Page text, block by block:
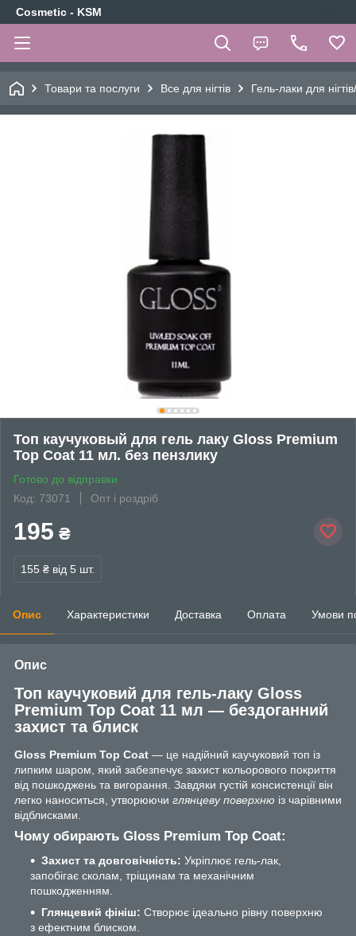
Cosmetic - KSM
Товари та послуги Все для нігтів Гель-лаки для
Топ каучуковый для гель лаку Gloss Premium
Top Coat 11 мл. без пензлику
Готово до відправки
Код: 73071
Опт і роздріб
195 ₴
155 ₴ від 5 шт.
Опис Характеристики Доставка Оплата Умови
Опис
Топ каучуковий для гель-лаку Gloss
Premium Top Coat 11 мл — бездоганний
захист та блиск
Gloss Premium Top Coat — це надійний каучуковий топ із
липким шаром, який забезпечує захист кольорового покриття
від пошкоджень та вигорання. Завдяки густій консистенції він
легко наноситься, утворюючи глянцеву поверхню із чарівними
відблисками.
Чому обирають Gloss Premium Top Coat:
Захист та довговічність: Укріплює гель-лак,
запобігає сколам, тріщинам та механічним
пошкодженням.
Глянцевий фініш: Створює ідеально рівну поверхню
з ефектним блиском.